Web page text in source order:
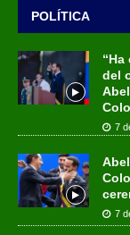
POLÍTICA
del
7
7